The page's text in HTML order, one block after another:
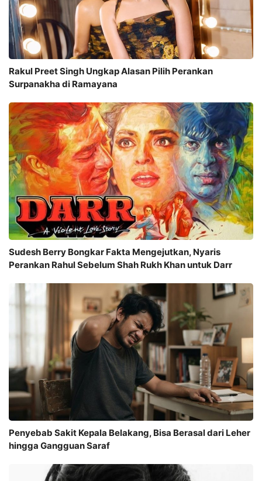
Rakul Preet Singh Ungkap Alasan Pilih Perankan
Surpanakha di Ramayana
Sudesh Berry Bongkar Fakta Mengejutkan, Nyaris
Perankan Rahul Sebelum Shah Rukh Khan untuk Darr
Penyebab Sakit Kepala Belakang, Bisa Berasal dari Leher
hingga Gangguan Saraf